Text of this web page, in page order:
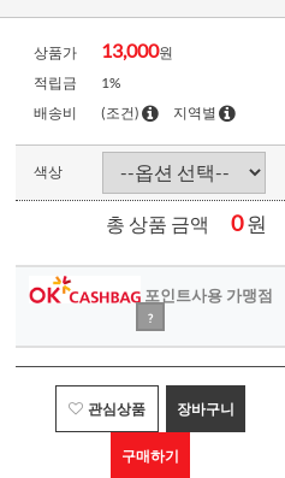
상품가 13,000원
적립금
1%
배송비
(조건) 지역별
색상
총 상품 금액 0원
포인트사용 가맹점
?
관심상품 장바구니
구매하기